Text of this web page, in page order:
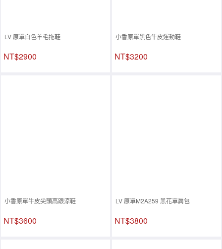
LV 原單白色羊毛拖鞋
NT$2900
小香原單黑色牛皮運動鞋
NT$3200
小香原單牛皮尖頭高跟涼鞋
NT$3600
LV 原單M2A259 黑花單肩包
NT$3800